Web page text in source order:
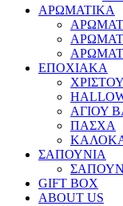
ΑΡΩΜΑΤΙΚΑ
ΕΠΟΧΙΑΚΑ
ΑΓΙΟΥ
ΠΑΣΧΑ
ΣΑΠΟΥΝΙΑ
GIFT BOX
ABOUT US